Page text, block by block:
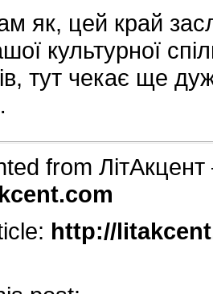
як, цей край
культурної
тут чекає ще
from ЛітАкцент
http://